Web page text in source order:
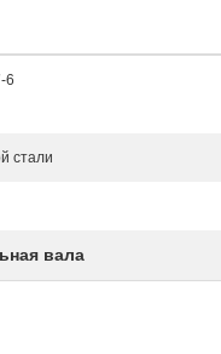
6
стали
вала